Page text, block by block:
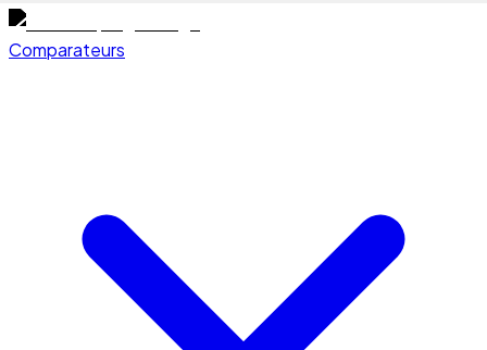
Comparateurs